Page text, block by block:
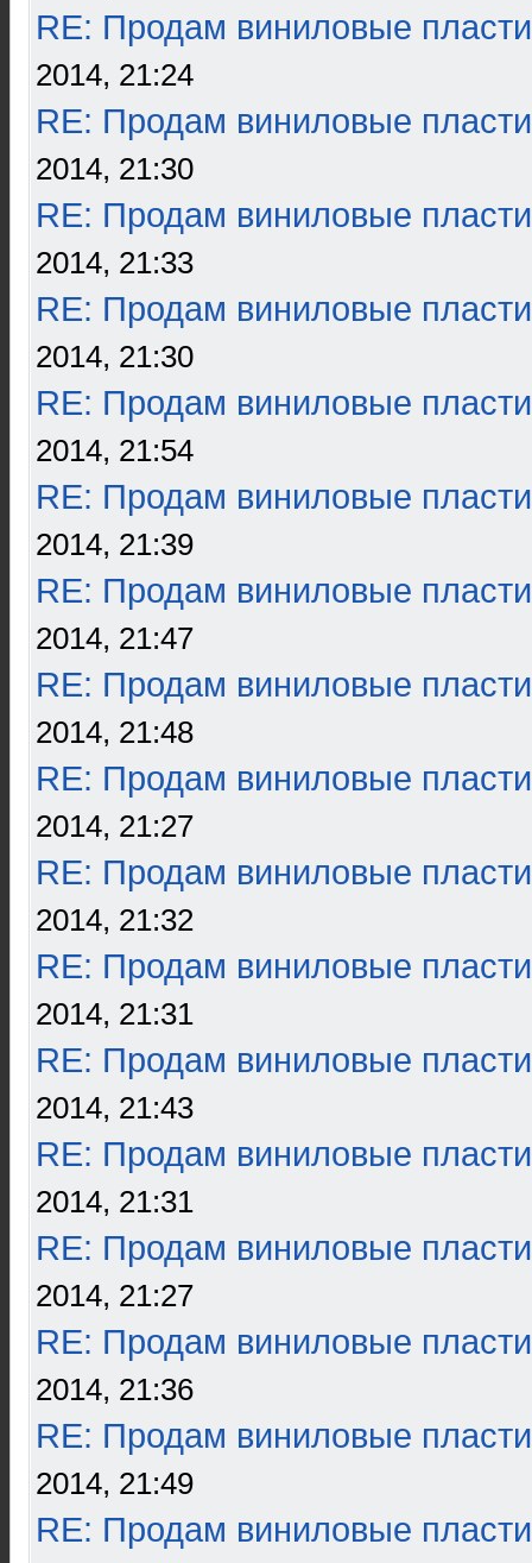
RE: Продам виниловые
2014, 21:24
RE: Продам виниловые
2014, 21:30
RE: Продам виниловые
2014, 21:33
RE: Продам виниловые
2014, 21:30
RE: Продам виниловые
2014, 21:54
RE: Продам виниловые
2014, 21:39
RE: Продам виниловые
2014, 21:47
RE: Продам виниловые
2014, 21:48
RE: Продам виниловые
2014, 21:27
RE: Продам виниловые
2014, 21:32
RE: Продам виниловые
2014, 21:31
RE: Продам виниловые
2014, 21:43
RE: Продам виниловые
2014, 21:31
RE: Продам виниловые
2014, 21:27
RE: Продам виниловые
2014, 21:36
RE: Продам виниловые
2014, 21:49
RE: Продам виниловые